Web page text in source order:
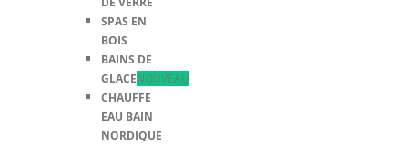
SPAS EN
BOIS
BAINS DE
GLACENOUVEAU
CHAUFFE
EAU BAIN
NORDIQUE